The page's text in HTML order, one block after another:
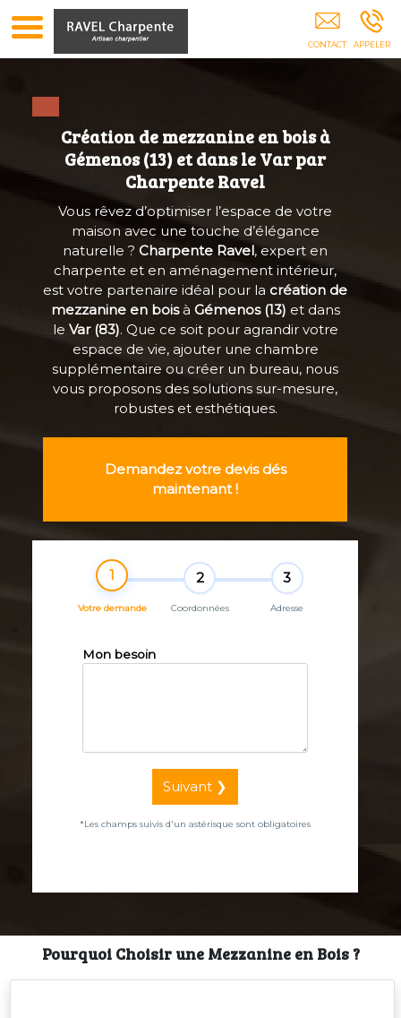
Charpente Toiture Charpentier Pergolas Abris
Voiture Isolation Combles GEMENOS
Création de mezzanine en bois à
Gémenos (13) et dans le Var par
Charpente Ravel
Vous rêvez d’optimiser l’espace de votre
maison avec une touche d’élégance
naturelle ? Charpente Ravel, expert en
charpente et en aménagement intérieur,
est votre partenaire idéal pour la création de
mezzanine en boisà Gémenos (13) et dans
le Var (83). Que ce soit pour agrandir votre
espace de vie, ajouter une chambre
supplémentaire ou créer un bureau, nous
vous proposons des solutions sur-mesure,
robustes et esthétiques.
Demandez votre devis dés
maintenant !
1
Votre demande
2
Coordonnées
3
Adresse
Mon besoin
Suivant ❯
*Les champs suivis d'un astérisque sont obligatoires
Pourquoi Choisir une Mezzanine en Bois ?